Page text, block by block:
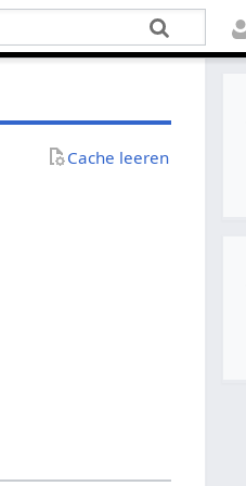
Cache leeren